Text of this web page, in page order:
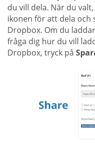
du vill dela. När du
ikonen för att dela och
Dropbox. Om du
fråga dig hur du vill
Dropbox, tryck på